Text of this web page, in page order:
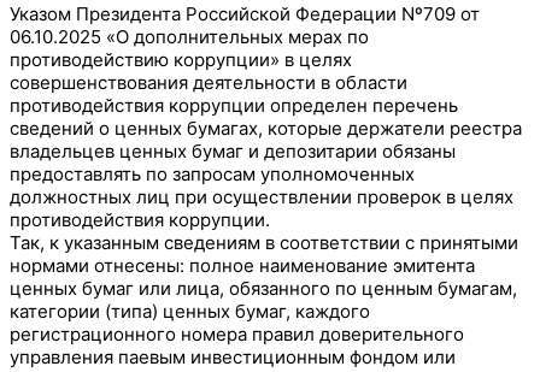
Указом Президента Российской Федерации Nº709 от
06.10.2025 «О дополнительных мерах по
противодействию коррупции» в целях
совершенствования деятельности в области
противодействия коррупции определен перечень
сведений о ценных бумагах, которые держатели реестра
владельцев ценных бумаг и депозитарии обязаны
предоставлять по запросам уполномоченных
должностных лиц при осуществлении проверок в целях
противодействия коррупции.
Так, к указанным сведениям в соответствии с принятыми
нормами отнесены: полное наименование эмитента
ценных бумаг или лица, обязанного по ценным бумагам,
категории (типа) ценных бумаг, каждого
регистрационного номера правил доверительного
управления паевым инвестиционным фондом или